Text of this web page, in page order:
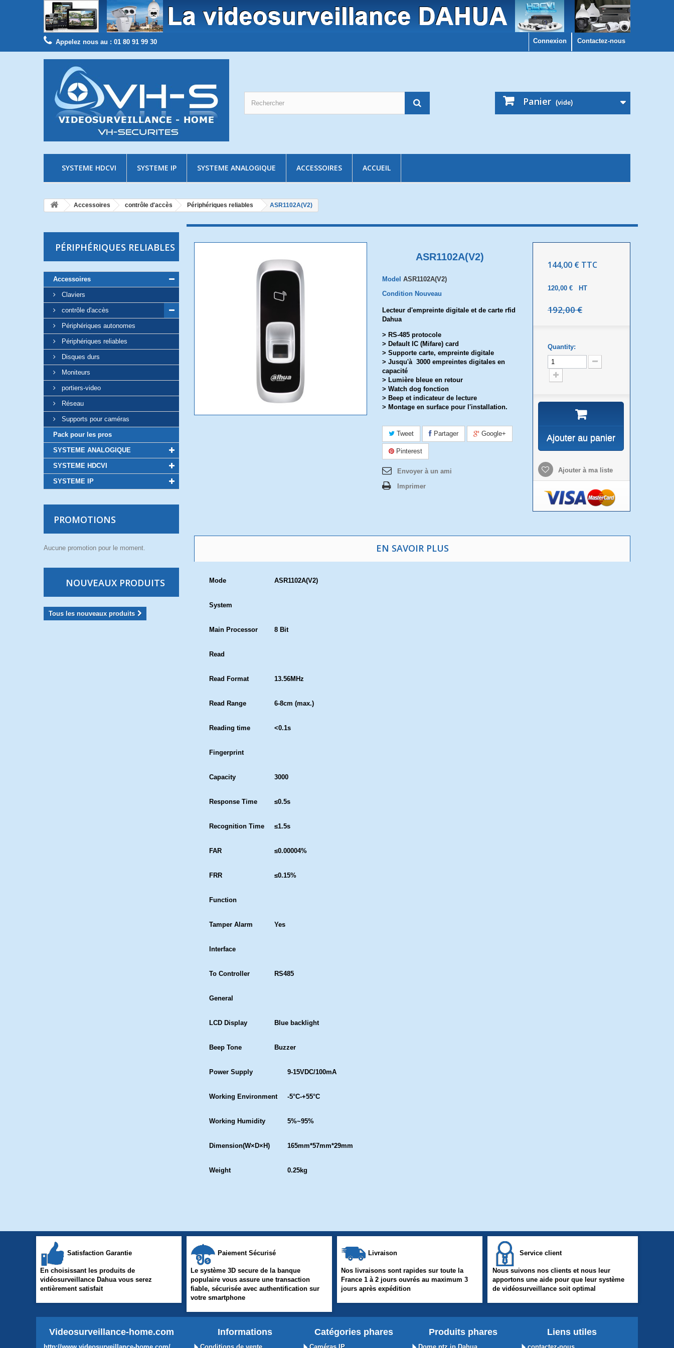
Contactez-nous
Appelez nous au : 01 80 91 99 30 Connexion
Panier (vide)
SYSTEME HDCVI SYSTEME IP SYSTEME ANALOGIQUE ACCESSOIRES ACCUEIL
Accessoires contrôle d'accès Périphériques reliables ASR1102A(V2)
PÉRIPHÉRIQUES RELIABLES
Accessoires
Claviers
contrôle d'accès
Périphériques autonomes
Périphériques reliables
Disques durs
Moniteurs
portiers-video
Réseau
Supports pour caméras
Pack pour les pros
SYSTEME ANALOGIQUE
SYSTEME HDCVI
SYSTEME IP
PROMOTIONS
Aucune promotion pour le moment.
NOUVEAUX PRODUITS
Tous les nouveaux produits
ASR1102A(V2)
Model ASR1102A(V2)
Condition Nouveau
Lecteur d'empreinte digitale et de carte rfid
Dahua
> RS-485 protocole
> Default IC (Mifare) card
> Supporte carte, empreinte digitale
> Jusqu'à 3000 empreintes digitales en
capacité
> Lumière bleue en retour
> Watch dog fonction
> Beep et indicateur de lecture
> Montage en surface pour l'installation.
Tweet Partager Google+
Pinterest
Envoyer à un ami
Imprimer
144,00 €TTC
120,00 €HT
192,00 €
Quantity:
Ajouter au panier
Ajouter à ma liste
EN SAVOIR PLUS
Mode ASR1102A(V2)
System
Main Processor 8 Bit
Read
Read Format 13.56MHz
Read Range 6-8cm (max.)
Reading time <0.1s
Fingerprint
Capacity 3000
Response Time ≤0.5s
Recognition Time ≤1.5s
FAR ≤0.00004%
FRR ≤0.15%
Function
Tamper Alarm Yes
Interface
To Controller RS485
General
LCD Display Blue backlight
Beep Tone Buzzer
Power Supply 9-15VDC/100mA
Working Environment -5°C-+55°C
Working Humidity 5%~95%
Dimension(W×D×H) 165mm*57mm*29mm
Weight 0.25kg
Satisfaction Garantie
En choisissant les produits de
vidéosurveillance Dahua vous serez
entièrement satisfait
Paiement Sécurisé
Le système 3D secure de la banque
populaire vous assure une transaction
fiable, sécurisée avec authentification sur
votre smartphone
Livraison
Nos livraisons sont rapides sur toute la
France 1 à 2 jours ouvrés au maximum 3
jours après expédition
Service client
Nous suivons nos clients et nous leur
apportons une aide pour que leur système
de vidéosurveillance soit optimal
Videosurveillance-home.com Informations Catégories phares Produits phares Liens utiles